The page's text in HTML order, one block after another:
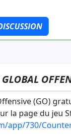
(GO)
la page du jeu
app/730/